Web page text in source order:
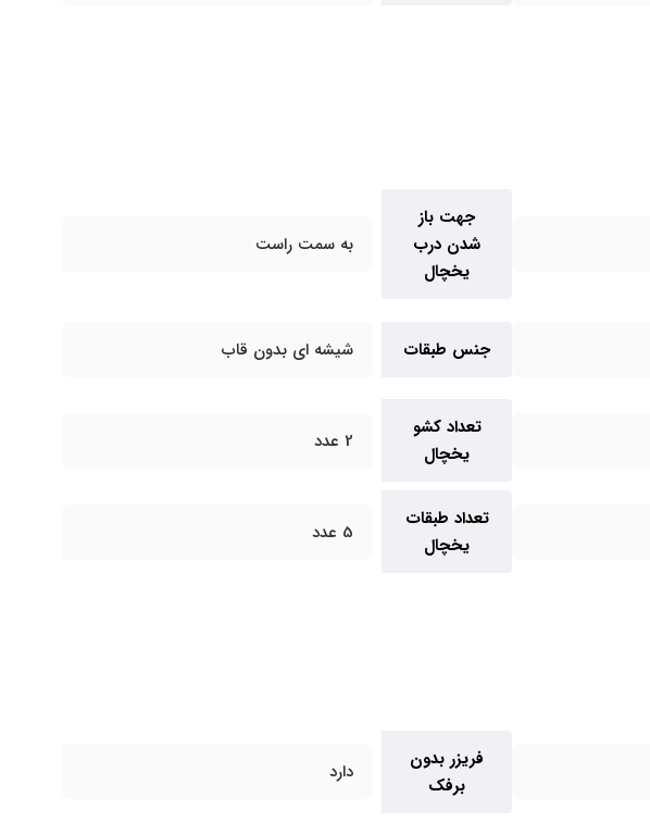
جهت باز
شدن درب
یخچال
به سمت راست
جنس طبقات شیشه ای بدون قاب
تعداد کشو
یخچال
2 عدد
تعداد طبقات
یخچال
5 عدد
فریزر بدون
برفک
دارد